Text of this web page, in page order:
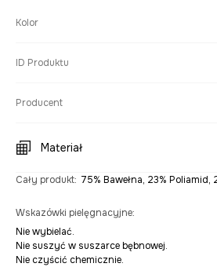
Kolor
ID Produktu
Producent
Materiał
Cały produkt: 75% Bawełna, 23% Poliamid,
Wskazówki pielęgnacyjne:
Nie wybielać.
Nie suszyć w suszarce bębnowej.
Nie czyścić chemicznie.